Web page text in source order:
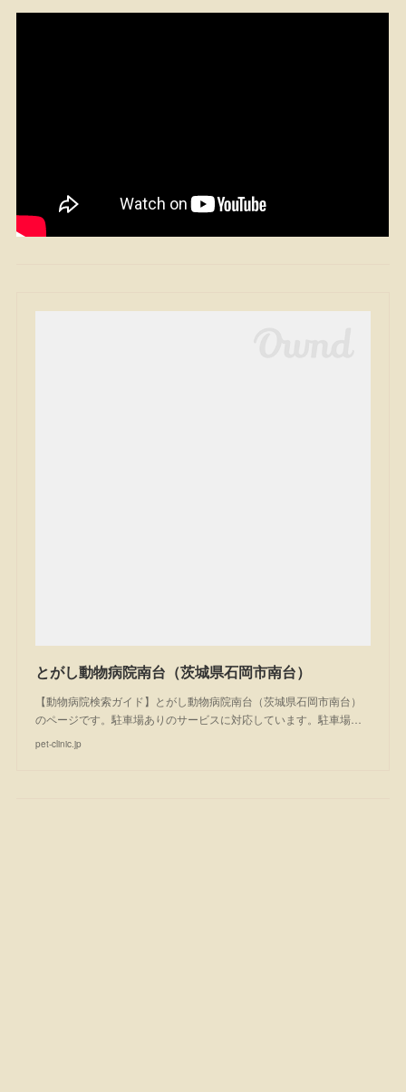
とがし動物病院南台（茨城県石岡市南台）
【動物病院検索ガイド】とがし動物病院南台（茨城県石岡市南台）
のページです。駐車場ありのサービスに対応しています。駐車場…
pet-clinic.jp